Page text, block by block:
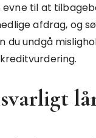
til at
afdrag, og
undgå